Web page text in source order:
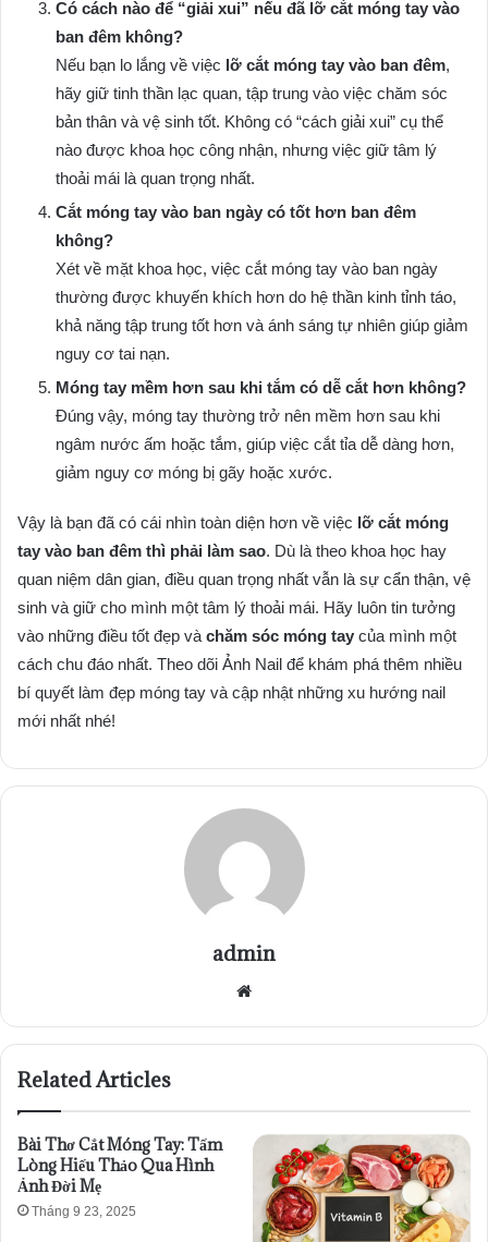
Có cách nào để “giải xui” nếu đã lỡ cắt móng tay vào
ban đêm không?
Nếu bạn lo lắng về việc lỡ cắt móng tay vào ban đêm,
hãy giữ tinh thần lạc quan, tập trung vào việc chăm sóc
bản thân và vệ sinh tốt. Không có “cách giải xui” cụ thể
nào được khoa học công nhận, nhưng việc giữ tâm lý
thoải mái là quan trọng nhất.
Cắt móng tay vào ban ngày có tốt hơn ban đêm
không?
Xét về mặt khoa học, việc cắt móng tay vào ban ngày
thường được khuyến khích hơn do hệ thần kinh tỉnh táo,
khả năng tập trung tốt hơn và ánh sáng tự nhiên giúp giảm
nguy cơ tai nạn.
Móng tay mềm hơn sau khi tắm có dễ cắt hơn không?
Đúng vậy, móng tay thường trở nên mềm hơn sau khi
ngâm nước ấm hoặc tắm, giúp việc cắt tỉa dễ dàng hơn,
giảm nguy cơ móng bị gãy hoặc xước.
Vậy là bạn đã có cái nhìn toàn diện hơn về việc lỡ cắt móng
tay vào ban đêm thì phải làm sao. Dù là theo khoa học hay
quan niệm dân gian, điều quan trọng nhất vẫn là sự cẩn thận, vệ
sinh và giữ cho mình một tâm lý thoải mái. Hãy luôn tin tưởng
vào những điều tốt đẹp và chăm sóc móng tay của mình một
cách chu đáo nhất. Theo dõi Ảnh Nail để khám phá thêm nhiều
bí quyết làm đẹp móng tay và cập nhật những xu hướng nail
mới nhất nhé!
admin
Website
Related Articles
Bài Thơ Cắt Móng Tay: Tấm
Lòng Hiếu Thảo Qua Hình
Ảnh Đời Mẹ
Tháng 9 23, 2025